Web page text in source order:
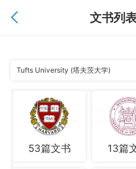
 文书列
Tufts University (塔夫茨大学)
53篇文书 13篇